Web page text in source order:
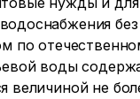
без
по
воды
величиной не